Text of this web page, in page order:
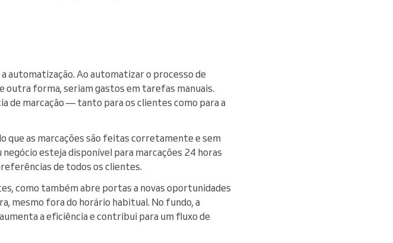
automatização. Ao automatizar o processo de
outra forma, seriam gastos em tarefas manuais.
de marcação — tanto para os clientes como para a
que as marcações são feitas corretamente e sem
esteja disponível para marcações 24 horas
de todos os clientes.
como também abre portas a novas oportunidades
mesmo fora do horário habitual. No fundo, a
a eficiência e contribui para um fluxo de